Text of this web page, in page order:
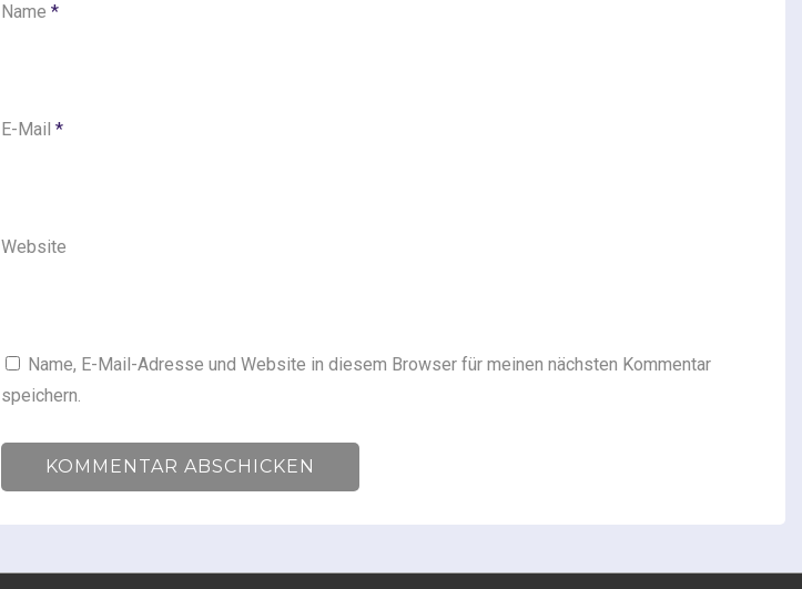
Name *
E-Mail *
Website
Name, E-Mail-Adresse und Website in diesem Browser für meinen nächsten Kommentar
speichern.